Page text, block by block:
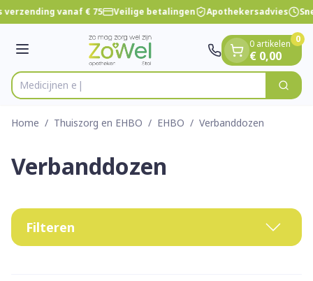
Ga naar de inhoud
1 van 1vanaf € 75 Veilige betalingen Apothekersadvies
Menu
Product, merk, categorie... Zoek
0 artikelen
€ 0,00
0
Home / Thuiszorg en EHBO / EHBO / Verbanddozen
Verbanddozen
Filteren